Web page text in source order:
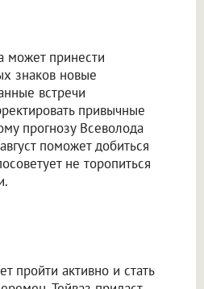
может принести
знаков новые
встречи
привычные
прогнозу Всеволода
поможет добиться
не торопиться
пройти активно и стать